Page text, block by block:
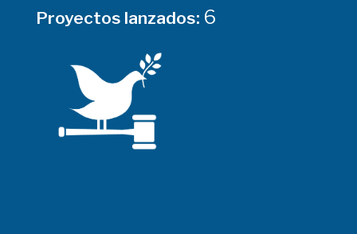
Proyectos lanzados: 6